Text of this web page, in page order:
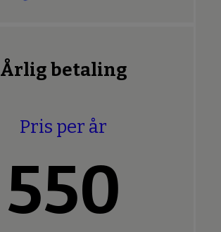
Årlig betaling
Pris per år
550